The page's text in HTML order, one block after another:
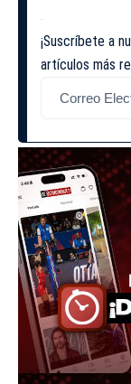
¡Suscríbete a
artículos más